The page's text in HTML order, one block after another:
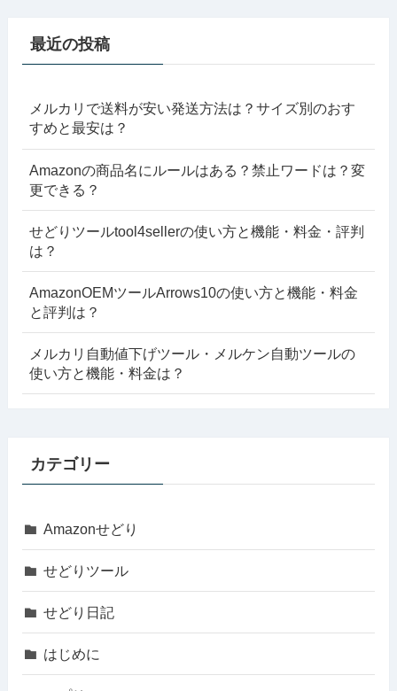
最近の投稿
メルカリで送料が安い発送方法は？サイズ別のおす
すめと最安は？
Amazonの商品名にルールはある？禁止ワードは？変
更できる？
せどりツールtool4sellerの使い方と機能・料金・評判
は？
AmazonOEMツールArrows10の使い方と機能・料金
と評判は？
メルカリ自動値下げツール・メルケン自動ツールの
使い方と機能・料金は？
カテゴリー
Amazonせどり
せどりツール
せどり日記
はじめに